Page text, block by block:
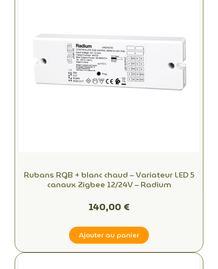
Rubans RGB + blanc chaud – Variateur LED 5
canaux Zigbee 12/24V – Radium
140,00 €
Ajouter au panier